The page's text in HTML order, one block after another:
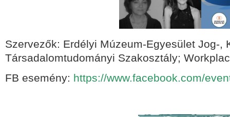
Szervezők: Erdélyi Múzeum-Egyesület Jog-,
Társadalomtudományi Szakosztály;
FB esemény: https://www.facebook.com/